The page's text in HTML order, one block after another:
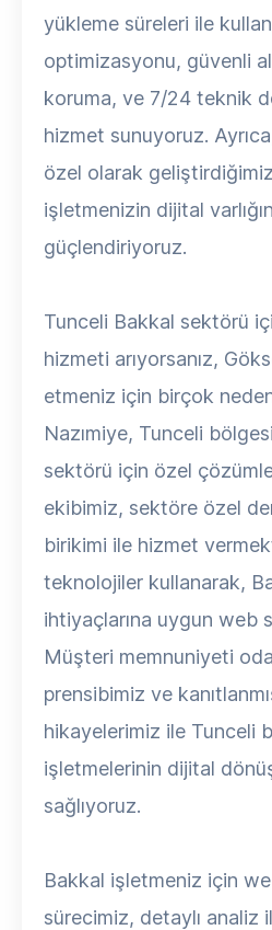
yükleme süreleri ile
optimizasyonu, güvenli
koruma, ve 7/24 teknik
hizmet sunuyoruz.
özel olarak
işletmenizin dijital
güçlendiriyoruz.
Tunceli Bakkal sektörü
hizmeti arıyorsanız,
etmeniz için birçok
Nazımiye, Tunceli
sektörü için özel
ekibimiz, sektöre özel
birikimi ile hizmet
teknolojiler kullanarak,
ihtiyaçlarına uygun web
Müşteri memnuniyeti
prensibimiz ve
hikayelerimiz ile Tunceli
işletmelerinin dijital
sağlıyoruz.
Bakkal işletmeniz için
sürecimiz, detaylı analiz